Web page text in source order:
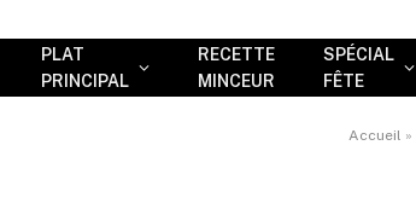
PLAT
PRINCIPAL
RECETTE
MINCEUR
SPÉCIAL
FÊTE
Accueil »